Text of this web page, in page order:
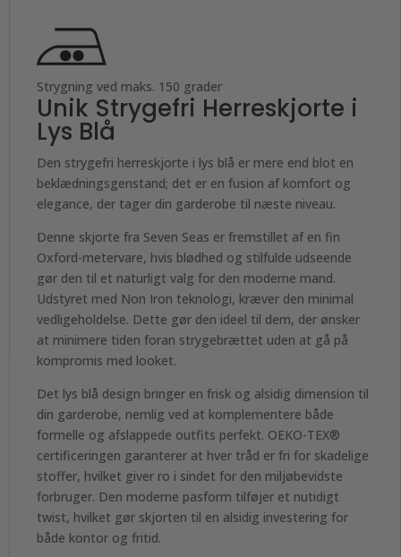
Strygning ved maks. 150 grader
Unik Strygefri Herreskjorte i
Lys Blå
Den strygefri herreskjorte i lys blå er mere end blot en
beklædningsgenstand; det er en fusion af komfort og
elegance, der tager din garderobe til næste niveau.
Denne skjorte fra Seven Seas er fremstillet af en fin
Oxford-metervare, hvis blødhed og stilfulde udseende
gør den til et naturligt valg for den moderne mand.
Udstyret med Non Iron teknologi, kræver den minimal
vedligeholdelse. Dette gør den ideel til dem, der ønsker
at minimere tiden foran strygebrættet uden at gå på
kompromis med looket.
Det lys blå design bringer en frisk og alsidig dimension til
din garderobe, nemlig ved at komplementere både
formelle og afslappede outfits perfekt. OEKO-TEX®
certificeringen garanterer at hver tråd er fri for skadelige
stoffer, hvilket giver ro i sindet for den miljøbevidste
forbruger. Den moderne pasform tilføjer et nutidigt
twist, hvilket gør skjorten til en alsidig investering for
både kontor og fritid.